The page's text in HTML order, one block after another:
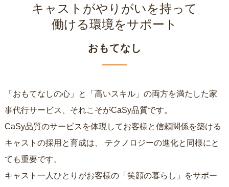
キャストがやりがいを持って
働ける環境をサポート
おもてなし
「おもてなしの心」と「高いスキル」の両方を満たした家
事代行サービス、それこそがCaSy品質です。
CaSy品質のサービスを体現してお客様と信頼関係を築ける
キャストの採用と育成は、
ても重要です。
キャスト一人ひとりがお客様の「笑顔の暮らし」をサポー